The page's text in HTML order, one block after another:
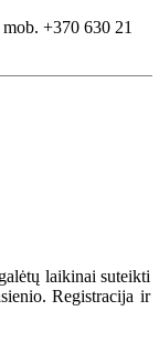
mob. +370 630 21
laikinai suteikti
Registracija ir